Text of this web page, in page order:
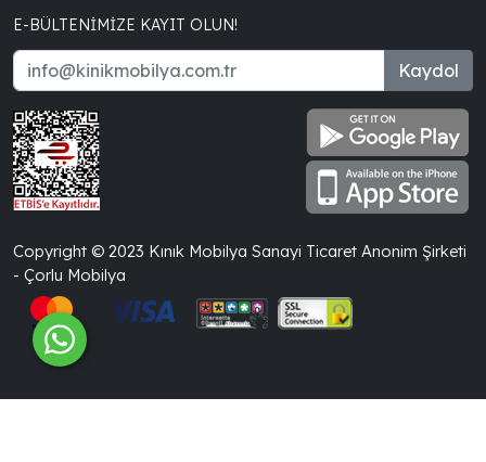
E-BÜLTENIMIZE KAYIT OLUN!
Kaydol
Copyright © 2023 Kınık Mobilya Sanayi Ticaret Anonim Şirketi
- Çorlu Mobilya